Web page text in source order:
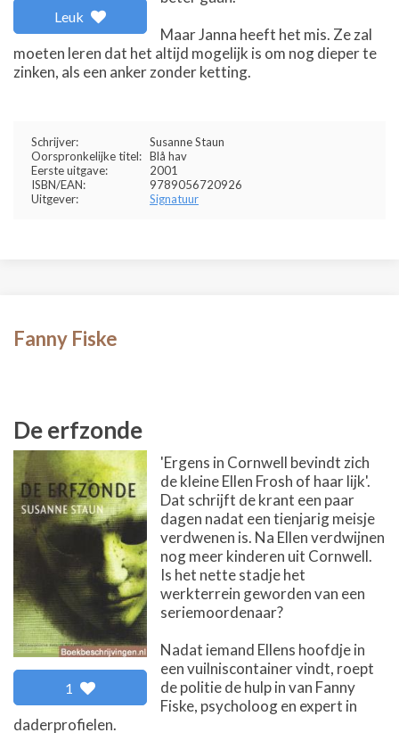
Leuk
Maar Janna heeft het mis. Ze zal
moeten leren dat het altijd mogelijk is om nog dieper te
zinken, als een anker zonder ketting.
Schrijver:
Susanne Staun
Oorspronkelijke titel: Blå hav
Eerste uitgave:
2001
ISBN/EAN:
9789056720926
Uitgever:
Signatuur
Fanny Fiske
De erfzonde
1
'Ergens in Cornwell bevindt zich
de kleine Ellen Frosh of haar lijk'.
Dat schrijft de krant een paar
dagen nadat een tienjarig meisje
verdwenen is. Na Ellen verdwijnen
nog meer kinderen uit Cornwell.
Is het nette stadje het
werkterrein geworden van een
seriemoordenaar?
Nadat iemand Ellens hoofdje in
een vuilniscontainer vindt, roept
de politie de hulp in van Fanny
Fiske, psycholoog en expert in
daderprofielen.